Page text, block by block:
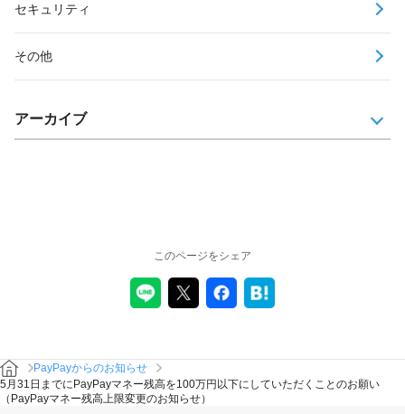
セキュリティ
その他
アーカイブ
このページをシェア
PayPayからのお知らせ
5月31日までにPayPayマネー残高を100万円以下にしていただくことのお願い
（PayPayマネー残高上限変更のお知らせ）